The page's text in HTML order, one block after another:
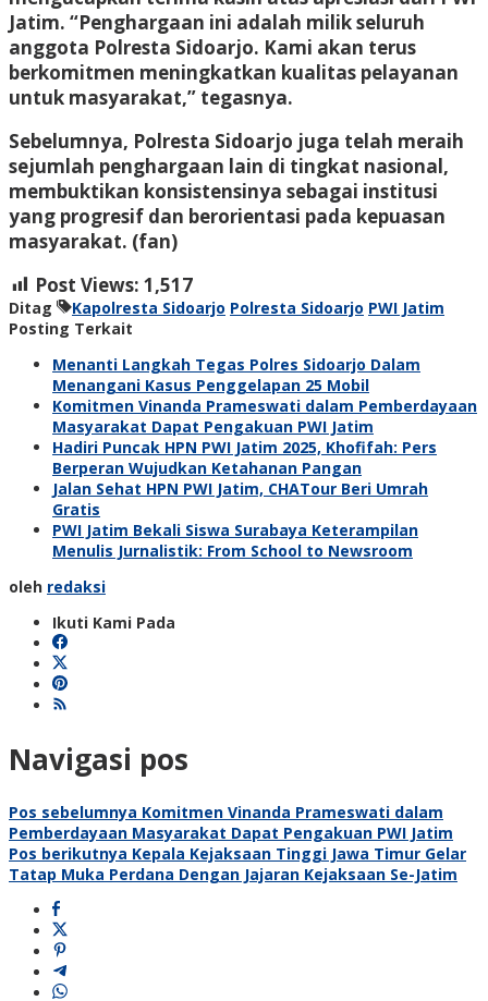
Jatim. “Penghargaan ini adalah milik seluruh
anggota Polresta Sidoarjo. Kami akan terus
berkomitmen meningkatkan kualitas pelayanan
untuk masyarakat,” tegasnya.
Sebelumnya, Polresta Sidoarjo juga telah meraih
sejumlah penghargaan lain di tingkat nasional,
membuktikan konsistensinya sebagai institusi
yang progresif dan berorientasi pada kepuasan
masyarakat. (fan)
Post Views: 1,517
Ditag Kapolresta Sidoarjo Polresta Sidoarjo PWI Jatim
Posting Terkait
Menanti Langkah Tegas Polres Sidoarjo Dalam
Menangani Kasus Penggelapan 25 Mobil
Komitmen Vinanda Prameswati dalam Pemberdayaan
Masyarakat Dapat Pengakuan PWI Jatim
Hadiri Puncak HPN PWI Jatim 2025, Khofifah: Pers
Berperan Wujudkan Ketahanan Pangan
Jalan Sehat HPN PWI Jatim, CHATour Beri Umrah
Gratis
PWI Jatim Bekali Siswa Surabaya Keterampilan
Menulis Jurnalistik: From School to Newsroom
oleh redaksi
Ikuti Kami Pada
Navigasi pos
Pos sebelumnya Komitmen Vinanda Prameswati dalam
Pemberdayaan Masyarakat Dapat Pengakuan PWI Jatim
Pos berikutnya Kepala Kejaksaan Tinggi Jawa Timur Gelar
Tatap Muka Perdana Dengan Jajaran Kejaksaan Se-Jatim